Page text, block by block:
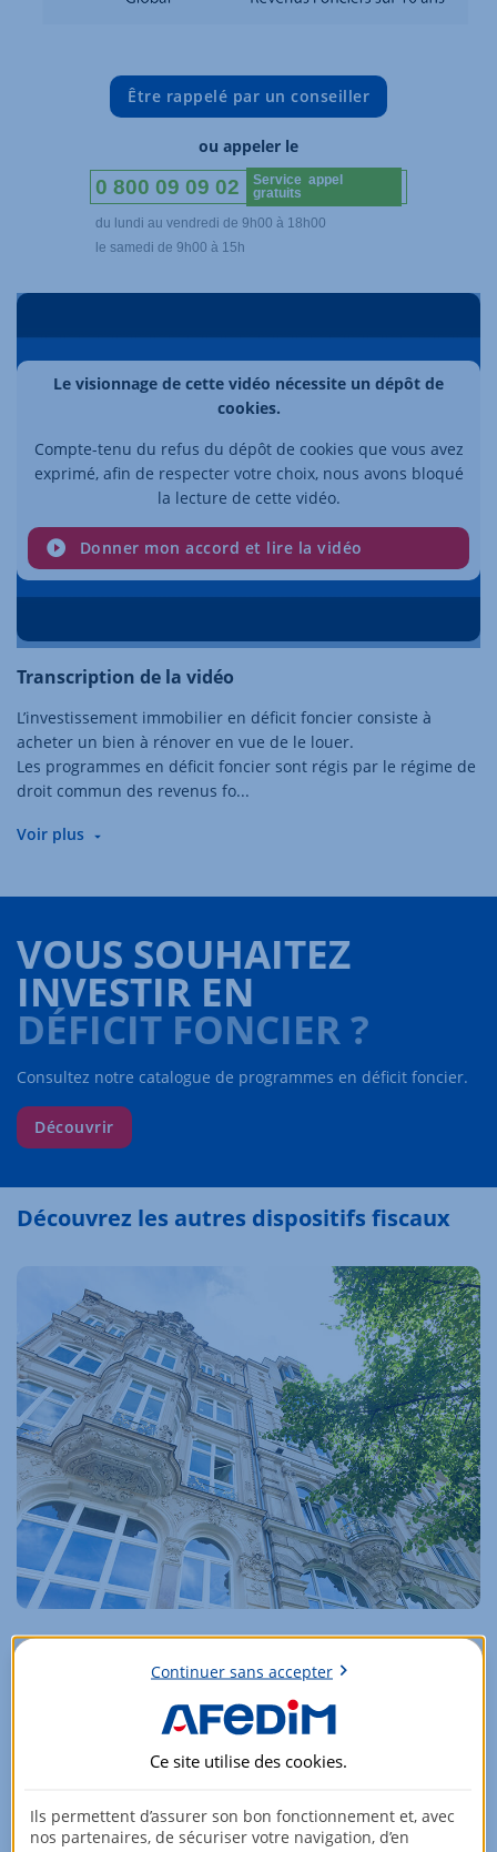
Être rappelé par un conseiller
ou appeler le
0 800 09 09 02
Service appel
gratuits
du lundi au vendredi de 9h00 à 18h00
le samedi de 9h00 à 15h
Transcription de la vidéo
L’investissement immobilier en déficit foncier consiste à
acheter un bien à rénover en vue de le louer.
Les programmes en déficit foncier sont régis par le régime de
droit commun des revenus fo...
Voir plus
Le visionnage de cette vidéo nécessite un dépôt de
cookies.
Compte-tenu du refus du dépôt de cookies que vous avez
exprimé, afin de respecter votre choix, nous avons bloqué
la lecture de cette vidéo.
Donner mon accord et lire la vidéo
VOUS SOUHAITEZ
INVESTIR EN
DÉFICIT FONCIER ?
Consultez notre catalogue de programmes en déficit foncier.
Découvrir
Découvrez les autres dispositifs fiscaux
LE DISPOSITIF LOI MALRAUX
Il consiste à acquérir un bien à rénover dans des «
patrimoniaux remarquables» afin de bénéficier d’une
réduction d’impôtcalculée sur le montant des travaux.
Continuer sans accepter
Ce site utilise des cookies.
Ils permettent d’assurer son bon fonctionnement et, avec
nos partenaires, de sécuriser votre navigation, d’en